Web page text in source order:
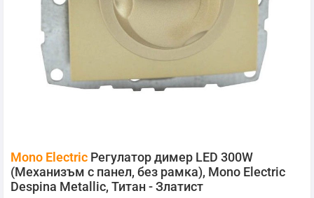
към
началото
на
галерия
Mono Electric Регулатор димер LED 300W
(Механизъм с панел, без рамка), Mono Electric
Despina Metallic, Титан - Златист